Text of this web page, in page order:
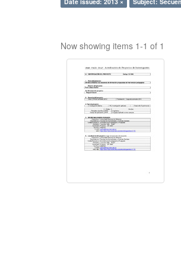
Now showing items 1-1 of 1